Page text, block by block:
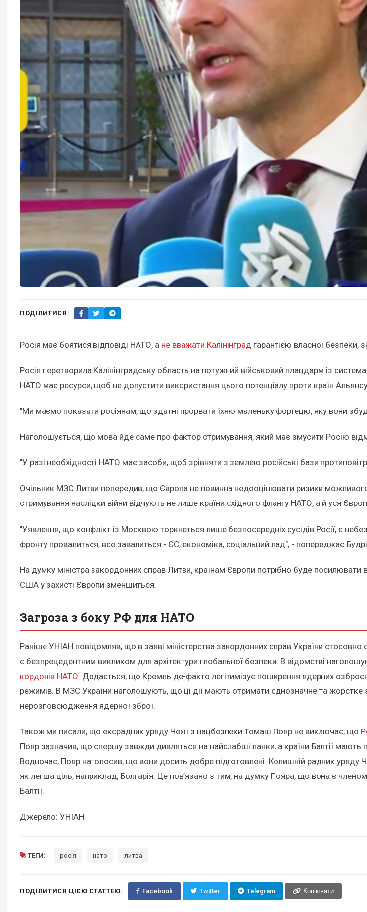
ПОДІЛИТИСЯ:
Росія має боятися відповіді НАТО, а не вважати Калінінград гарантією власної безпеки,
Росія перетворила Калінінградську область на потужний військовий плацдарм із
НАТО має ресурси, щоб не допустити використання цього потенціалу проти країн
"Ми маємо показати росіянам, що здатні прорвати їхню маленьку фортецю, яку вони
Наголошується, що мова йде саме про фактор стримування, який має змусити Росію
"У разі необхідності НАТО має засоби, щоб зрівняти з землею російські бази
Очільник МЗС Литви попередив, що Європа не повинна недооцінювати ризики
стримування наслідки війни відчують не лише країни східного флангу НАТО, а й уся
"Уявлення, що конфлікт із Москвою торкнеться лише безпосередніх сусідів Росії, є
фронту провалиться, все завалиться - ЄС, економіка, соціальний лад", - попереджає
На думку міністра закордонних справ Литви, країнам Європи потрібно буде
США у захисті Європи зменшиться.
Загроза з боку РФ для НАТО
Раніше УНІАН повідомляв, що в заяві міністерства закордонних справ України стосовно
є безпрецедентним викликом для архітектури глобальної безпеки. В відомстві
кордонів НАТО. Додається, що Кремль де-факто легітимізує поширення ядерних
режимів. В МЗС України наголошують, що ці дії мають отримати однозначне та
нерозповсюдження ядерної зброї.
Також ми писали, що ексрадник уряду Чехії з нацбезпеки Томаш Пояр не виключає, що
Пояр зазначив, що спершу завжди дивляться на найслабші ланки, а країни Балтії мають
Водночас, Пояр наголосив, що вони досить добре підготовлені. Колишній радник
як легша ціль, наприклад, Болгарія. Це повʼязано з тим, на думку Пояра, що вона є
Балтії.
Джерело: УНІАН
ТЕГИ: росія нато литва
ПОДІЛИТИСЯ ЦІЄЮ СТАТТЕЮ: Facebook Twitter Telegram Копіювати